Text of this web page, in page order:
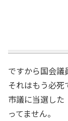
ですから国会
それはもう必死
市議に当選し
ってません。